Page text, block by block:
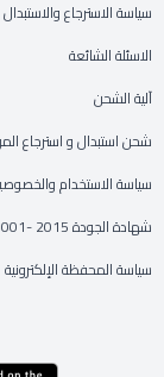
سياسة الاسترجاع والاستبدال
الاسئلة الشائعة
آلية الشحن
شحن استبدال و استرجاع
سياسة الاستخدام
شهادة الجودة ISO 9001- 2015
سياسة المحفظة الإلكترونية